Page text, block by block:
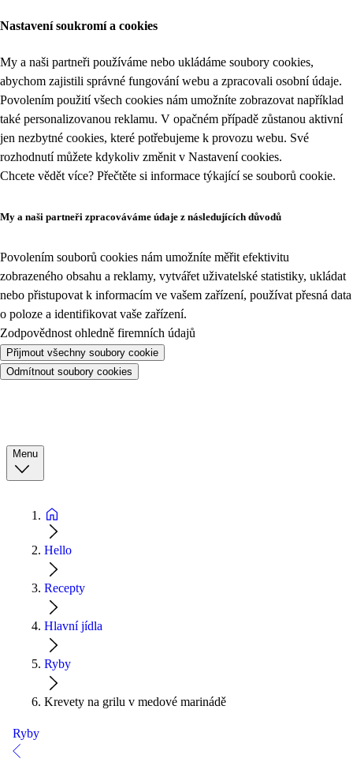
Nastavení soukromí a cookies
My a naši partneři používáme nebo ukládáme soubory cookies,
abychom zajistili správné fungování webu a zpracovali osobní údaje.
Povolením použití všech cookies nám umožníte zobrazovat například
také personalizovanou reklamu. V opačném případě zůstanou aktivní
jen nezbytné cookies, které potřebujeme k provozu webu. Své
rozhodnutí můžete kdykoliv změnit v Nastavení cookies.
Chcete vědět více? Přečtěte si informace týkající se souborů cookie.
My a naši partneři zpracováváme údaje z následujících důvodů
Povolením souborů cookies nám umožníte měřit efektivitu
zobrazeného obsahu a reklamy, vytvářet uživatelské statistiky, ukládat
nebo přistupovat k informacím ve vašem zařízení, používat přesná data
o poloze a identifikovat vaše zařízení.
Zodpovědnost ohledně firemních údajů
Přijmout všechny soubory cookie
Odmítnout soubory cookies
Menu
Hello
Recepty
Hlavní jídla
Ryby
Krevety na grilu v medové marinádě
Ryby